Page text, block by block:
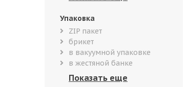
Упаковка
ZIP пакет
брикет
в вакуумной упаковке
в жестяной банке